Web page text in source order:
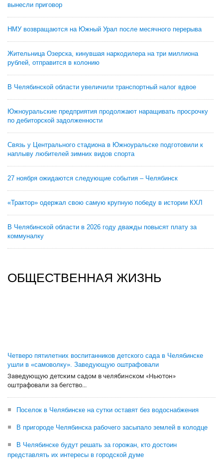
вынесли приговор
НМУ возвращаются на Южный Урал после месячного перерыва
Жительница Озерска, кинувшая наркодилера на три миллиона
рублей, отправится в колонию
В Челябинской области увеличили транспортный налог вдвое
Южноуральские предприятия продолжают наращивать просрочку
по дебиторской задолженности
Связь у Центрального стадиона в Южноуральске подготовили к
наплыву любителей зимних видов спорта
27 ноября ожидаются следующие события – Челябинск
«Трактор» одержал свою самую крупную победу в истории КХЛ
В Челябинской области в 2026 году дважды повысят плату за
коммуналку
ОБЩЕСТВЕННАЯ ЖИЗНЬ
Четверо пятилетних воспитанников детского сада в Челябинске
ушли в «самоволку». Заведующую оштрафовали
Заведующую детским садом в челябинском «Ньютон»
оштрафовали за бегство...
Поселок в Челябинске на сутки оставят без водоснабжения
В пригороде Челябинска рабочего засыпало землей в колодце
В Челябинске будут решать за горожан, кто достоин
представлять их интересы в городской думе